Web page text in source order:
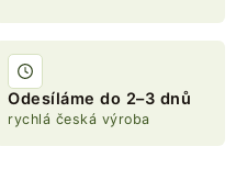
Odesíláme do 2–3 dnů
rychlá česká výroba